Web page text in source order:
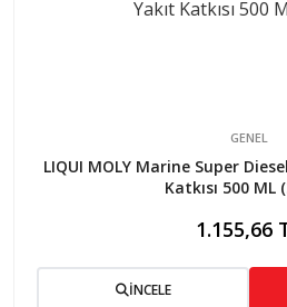
GENEL
LIQUI MOLY Marine Super
Katkısı 500 ML
1.155,66
İNCELE